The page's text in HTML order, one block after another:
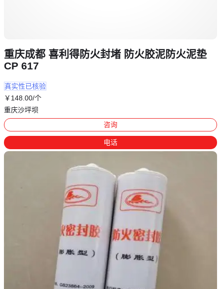
重庆成都 喜利得防火封堵 防火胶泥防火泥垫
CP 617
真实性已核验
￥ 148 .00/个
重庆沙坪坝
咨询
电话